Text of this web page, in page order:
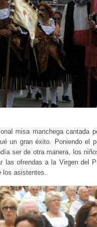
misa manchega cantada
un gran éxito. Poniendo el
ser de otra manera, los
las ofrendas a la Virgen del
los asistentes.